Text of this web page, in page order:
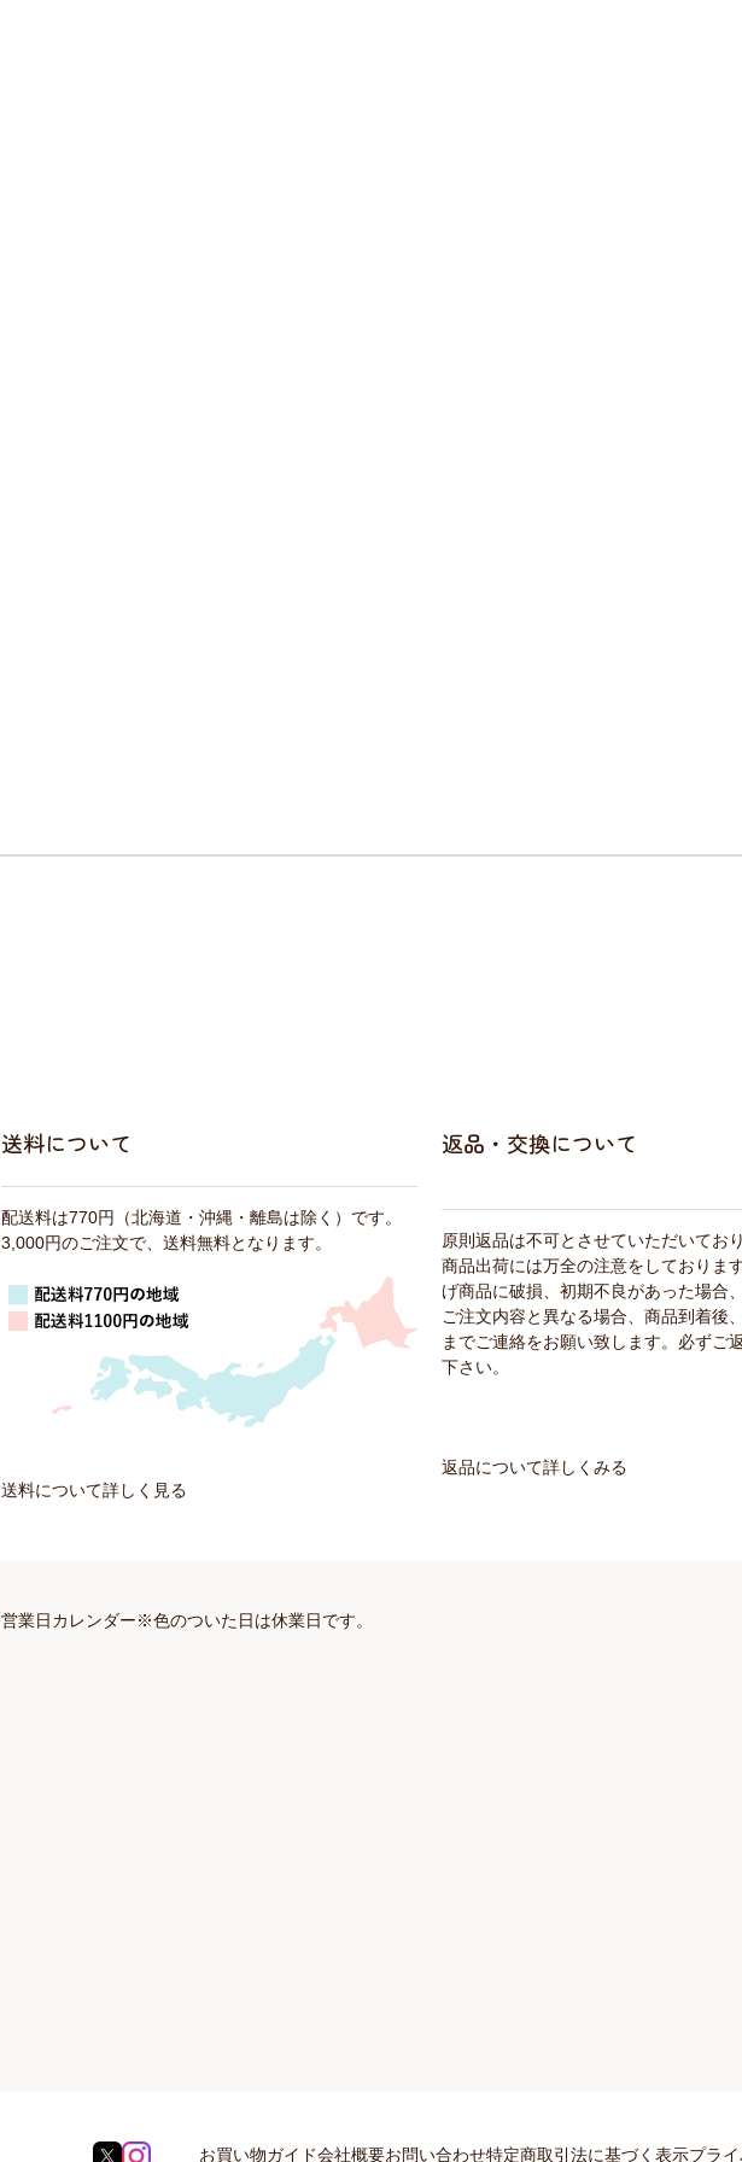
送料について
配送料は770円（北海道・沖縄・離島は除く）です。
3,000円のご注文で、送料無料となります。
送料について詳しく見る
返品・交換について
原則返品は不可とさせていただいてお
商品出荷には万全の注意をしておりま
げ商品に破損、初期不良があった場合
ご注文内容と異なる場合、商品到着後
までご連絡をお願い致します。必ずご
下さい。
返品について詳しくみる
営業日カレンダー※色のついた日は休業日です。
お買い物ガイド会社概要お問い合わせ特定商取引法に基づく表示プラ